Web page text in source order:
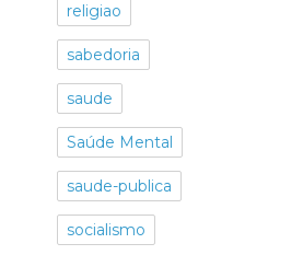
religiao
sabedoria
saude
Saúde Mental
saude-publica
socialismo